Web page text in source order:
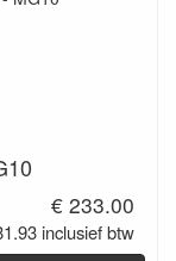
€ 233.00
inclusief btw